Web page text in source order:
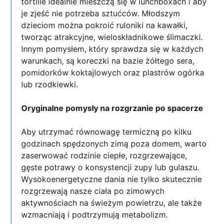
je zjeść nie potrzeba sztućców. Młodszym
dzieciom można pokroić ruloniki na kawałki,
tworząc atrakcyjne, wieloskładnikowe ślimaczki.
Innym pomysłem, który sprawdza się w każdych
warunkach, są koreczki na bazie żółtego sera,
pomidorków koktajlowych oraz plastrów ogórka
lub rzodkiewki.
Oryginalne pomysły na rozgrzanie po spacerze
Aby utrzymać równowagę termiczną po kilku
godzinach spędzonych zimą poza domem, warto
zaserwować rodzinie ciepłe, rozgrzewające,
gęste potrawy o konsystencji zupy lub gulaszu.
Wysokoenergetyczne dania nie tylko skutecznie
rozgrzewają nasze ciała po zimowych
aktywnościach na świeżym powietrzu, ale także
wzmacniają i podtrzymują metabolizm.